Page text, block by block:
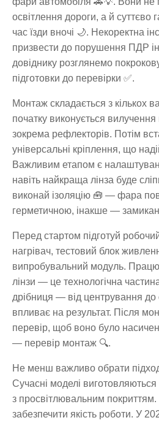
освітлення дороги, а й суттєво
час їзди вночі 🌙. Некоректна
призвести до порушення ПДР
довіднику розглянемо
підготовки до перевірки ✅.
Монтаж складається з кількох
початку виконується
зокрема рефлекторів. Потім
універсальні кріплення, що
Важливим етапом є
навіть найкраща лінза буде
виконай ізоляцію 🧰 — фара
герметичною, інакше —
Перед стартом підготуй
нагрівач, тестовий блок
випробувальний модуль.
лінзи — це технологічна
дрібниця — від центрування
впливає на результат. Після
перевір, щоб воно було
— перевір монтаж 🔍.
Не менш важливо обрати
Сучасні моделі виготовляються
з просвітлювальним
забезпечити якість роботи. У